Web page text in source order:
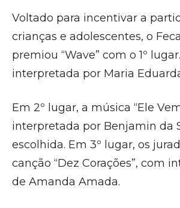
Voltado para incentivar a
crianças e adolescentes, o
premiou “Wave” com o 1º
interpretada por Maria
Em 2º lugar, a música “Ele
interpretada por Benjamin da
escolhida. Em 3º lugar, os
canção “Dez Corações”, com
de Amanda Amada.